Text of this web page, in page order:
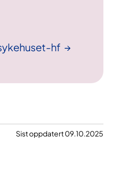
hf
Sist oppdatert 09.10.2025